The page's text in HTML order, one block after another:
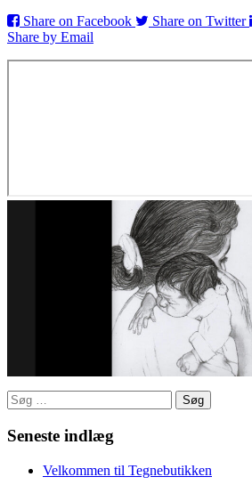
Share on Facebook
Share on Twitter
Share by Email
Søg
efter:
Seneste indlæg
Velkommen til Tegnebutikken